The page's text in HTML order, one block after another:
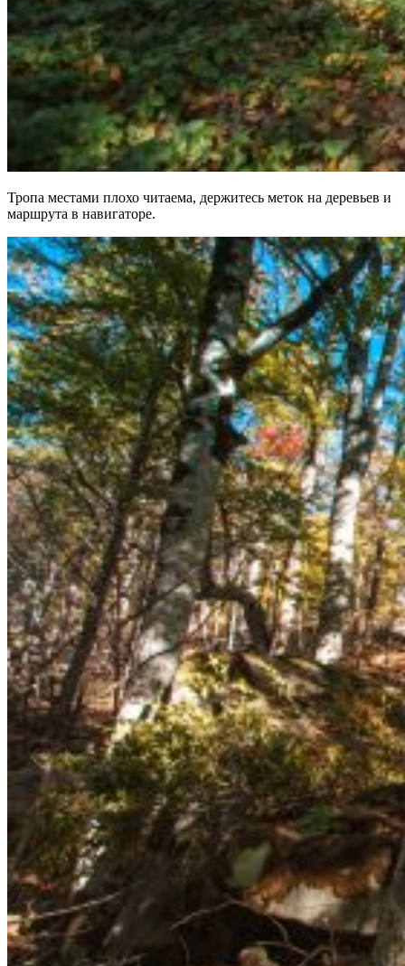
Тропа местами плохо читаема, держитесь меток на деревьев и
маршрута в навигаторе.